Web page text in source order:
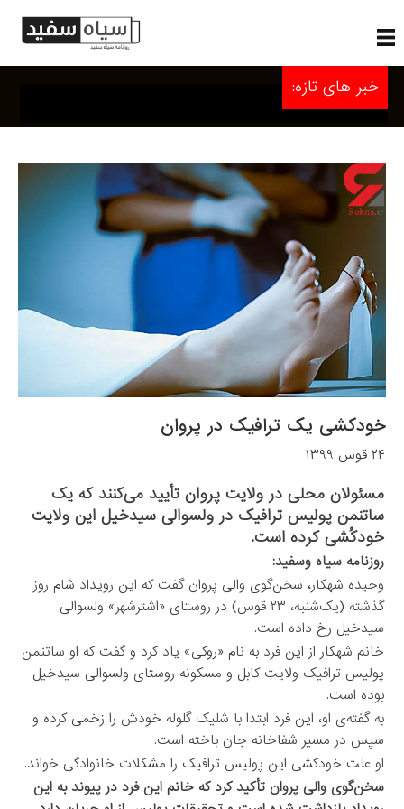
خبر های تازه:
خودکشی یک ترافیک در پروان
۲۴ قوس ۱۳۹۹
مسئولان محلی در ولایت پروان تأیید می‌کنند که یک
ساتنمن پولیس ترافیک در ولسوالی سیدخیل این ولایت
خودکُشی کرده است.
روزنامه سیاه وسفید:
وحیده شهکار، سخن‌گوی والی پروان گفت که این رویداد شام روز
گذشته (یک‌شنبه، ۲۳ قوس) در روستای «اشترشهر» ولسوالی
سیدخیل رخ داده است.
خانم شهکار از این فرد به نام «روکی» یاد کرد و گفت که او ساتنمن
پولیس ترافیک ولایت کابل و مسکونه روستای ولسوالی سیدخیل
بوده است.
به گفته‌ی او، این فرد ابتدا با شلیک گلوله خودش را زخمی کرده و
سپس در مسیر شفاخانه جان باخته است.
او علت خودکشی این پولیس ترافیک را مشکلات خانوادگی خواند.
سخن‌گوی والی پروان تأکید کرد که خانم این فرد در پیوند به این